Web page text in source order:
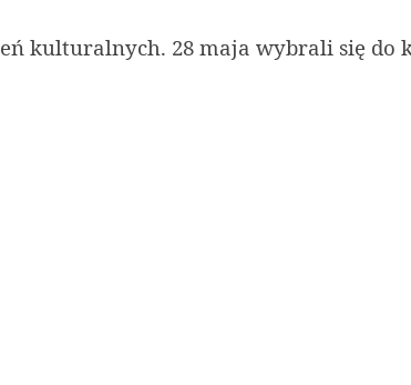
kulturalnych. 28 maja wybrali się do